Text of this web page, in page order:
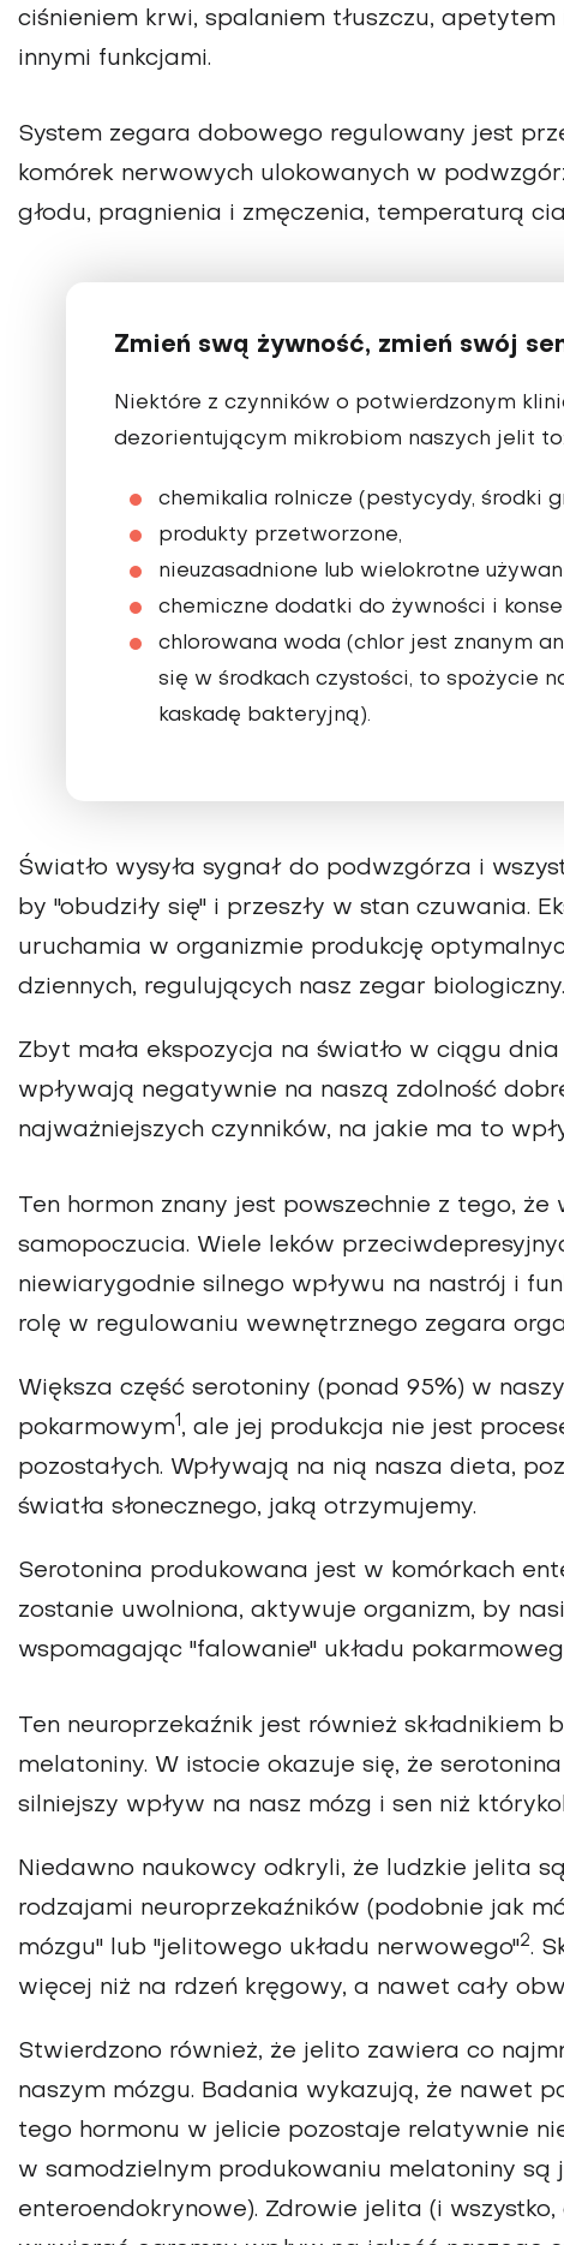
ciśnieniem krwi, spalaniem tłuszczu,
innymi funkcjami.
System zegara dobowego regulowany jest
komórek nerwowych ulokowanych w
głodu, pragnienia i zmęczenia, temperaturą
Zmień swą żywność, zmień swój
Niektóre z czynników o potwierdzonym
dezorientującym mikrobiom naszych jelit to:
chemikalia rolnicze (pestycydy, środki
produkty przetworzone,
nieuzasadnione lub wielokrotne
chemiczne dodatki do żywności i
chlorowana woda (chlor jest znanym
się w środkach czystości, to spożycie
kaskadę bakteryjną).
Światło wysyła sygnał do podwzgórza i
by "obudziły się" i przeszły w stan czuwania.
uruchamia w organizmie produkcję
dziennych, regulujących nasz zegar biologiczny.
Zbyt mała ekspozycja na światło w ciągu
wpływają negatywnie na naszą zdolność
najważniejszych czynników, na jakie ma to
Ten hormon znany jest powszechnie z tego,
samopoczucia. Wiele leków
niewiarygodnie silnego wpływu na nastrój i
rolę w regulowaniu wewnętrznego zegara
Większa część serotoniny (ponad 95%) w
pokarmowym1 , ale jej produkcja nie jest
pozostałych. Wpływają na nią nasza dieta,
światła słonecznego, jaką otrzymujemy.
Serotonina produkowana jest w komórkach
zostanie uwolniona, aktywuje organizm, by
wspomagając "falowanie" układu
Ten neuroprzekaźnik jest również składnikiem
melatoniny. W istocie okazuje się, że
silniejszy wpływ na nasz mózg i sen niż
Niedawno naukowcy odkryli, że ludzkie jelita
rodzajami neuroprzekaźników (podobnie jak
mózgu" lub "jelitowego układu nerwowego"2.
więcej niż na rdzeń kręgowy, a nawet cały
Stwierdzono również, że jelito zawiera co
naszym mózgu. Badania wykazują, że nawet
tego hormonu w jelicie pozostaje relatywnie
w samodzielnym produkowaniu melatoniny są
enteroendokrynowe). Zdrowie jelita (i